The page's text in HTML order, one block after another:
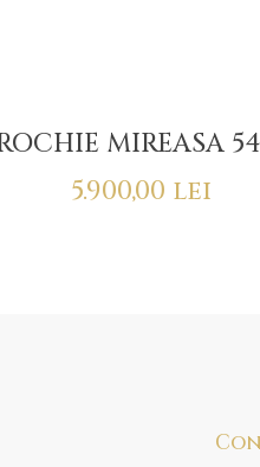
MIREASA
5.900,00 lei